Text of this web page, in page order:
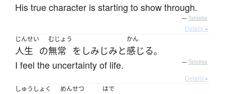
His true character is starting to show through.
— Tatoeba
Details ▸
じんせい
人生 の
むじょう
無常 を しみじみと
かん
感じる。
I feel the uncertainty of life. — Tatoeba
Details ▸
しゅうしょく
めんせつ はで